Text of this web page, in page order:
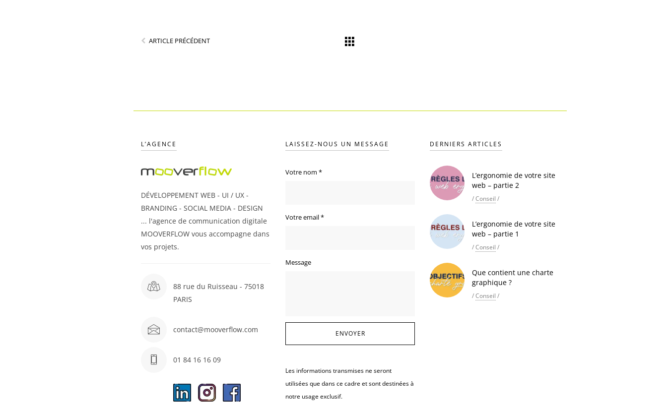
ARTICLE PRÉCÉDENT
L’AGENCE
DÉVELOPPEMENT WEB - UI / UX -
BRANDING - SOCIAL MEDIA - DESIGN
... l'agence de communication digitale
MOOVERFLOW vous accompagne dans
vos projets.
88 rue du Ruisseau - 75018
PARIS
contact@mooverflow.com
01 84 16 16 09
LAISSEZ-NOUS UN MESSAGE
Votre nom *
Votre email*
Message
Les informations transmises ne seront
utilisées que dans ce cadre et sont destinées à
notre usage exclusif.
DERNIERS ARTICLES
L’ergonomie de votre site
web – partie 2
/Conseil /
L’ergonomie de votre site
web – partie 1
/Conseil /
Que contient une charte
graphique ?
/Conseil /